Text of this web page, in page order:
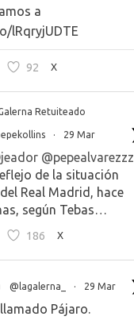
a
lRqryjUDTE
92 X
Galerna Retuiteado
· 29 Mar
@pepealvarezzz
de la situación
Real Madrid, hace
según Tebas…
186 X
@lagalerna_ · 29 Mar
Pájaro.